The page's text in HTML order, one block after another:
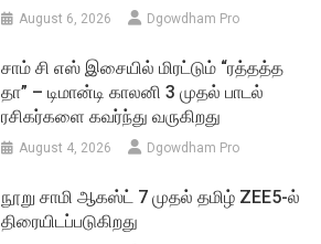
August 6, 2026 Dgowdham Pro
சாம் சி எஸ் இசையில் மிரட்டும் “ரத்தத்த
தா” – டிமான்டி காலனி 3 முதல் பாடல்
ரசிகர்களை கவர்ந்து வருகிறது
August 4, 2026 Dgowdham Pro
நூறு சாமி ஆகஸ்ட் 7 முதல் தமிழ் ZEE5-ல்
திரையிடப்படுகிறது